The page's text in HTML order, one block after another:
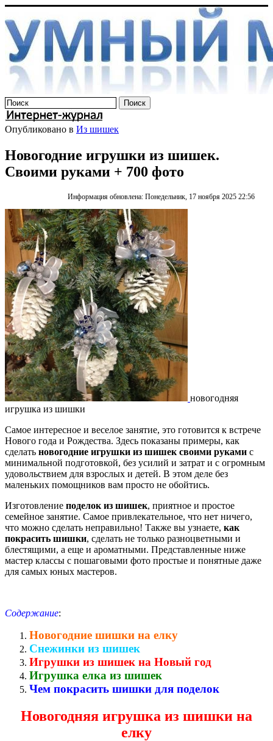
Опубликовано в Из шишек
Новогодние игрушки из шишек.
Своими руками + 700 фото
Информация обновлена: Понедельник, 17 ноября 2025 22:56
новогодняя
игрушка из шишки
Самое интересное и веселое занятие, это готовится к встрече
Нового года и Рождества. Здесь показаны примеры, как
сделать новогодние игрушки из шишек своими руками с
минимальной подготовкой, без усилий и затрат и с огромным
удовольствием для взрослых и детей. В этом деле без
маленьких помощников вам просто не обойтись.
Изготовление поделок из шишек, приятное и простое
семейное занятие. Самое привлекательное, что нет ничего,
что можно сделать неправильно! Также вы узнаете, как
покрасить шишки, сделать не только разноцветными и
блестящими, а еще и ароматными. Представленные ниже
мастер классы с пошаговыми фото простые и понятные даже
для самых юных мастеров.
Содержание:
Новогодние шишки на елку
Снежинки из шишек
Игрушки из шишек на Новый год
Игрушка елка из шишек
Чем покрасить шишки для поделок
Новогодняя игрушка из шишки на
елку